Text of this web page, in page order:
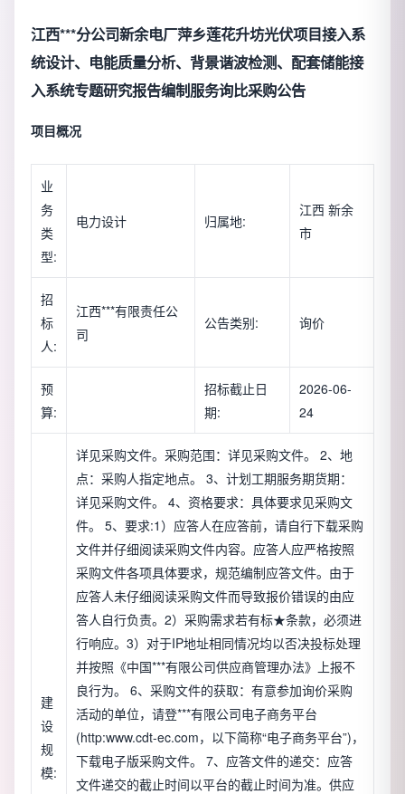
江西***分公司新余电厂萍乡莲花升坊光伏项目接入系
统设计、电能质量分析、背景谐波检测、配套储能接
入系统专题研究报告编制服务询比采购公告
项目概况
业
务
类
型:
电力设计 归属地:
江西 新余
市
招
标
人:
江西***有限责任公
司
公告类别: 询价
预
算:
招标截止日
期:
2026-06-
24
建
设
规
模:
详见采购文件。采购范围：详见采购文件。 2、地
点：采购人指定地点。 3、计划工期服务期货期：
详见采购文件。 4、资格要求：具体要求见采购文
件。 5、要求:1）应答人在应答前，请自行下载采购
文件并仔细阅读采购文件内容。应答人应严格按照
采购文件各项具体要求，规范编制应答文件。由于
应答人未仔细阅读采购文件而导致报价错误的由应
答人自行负责。2）采购需求若有标★条款，必须进
行响应。3）对于IP地址相同情况均以否决投标处理
并按照《中国***有限公司供应商管理办法》上报不
良行为。 6、采购文件的获取：有意参加询价采购
活动的单位，请登***有限公司电子商务平台
(http:www.cdt-ec.com，以下简称“电子商务平台”)，
下载电子版采购文件。 7、应答文件的递交：应答
文件递交的截止时间以平台的截止时间为准。供应